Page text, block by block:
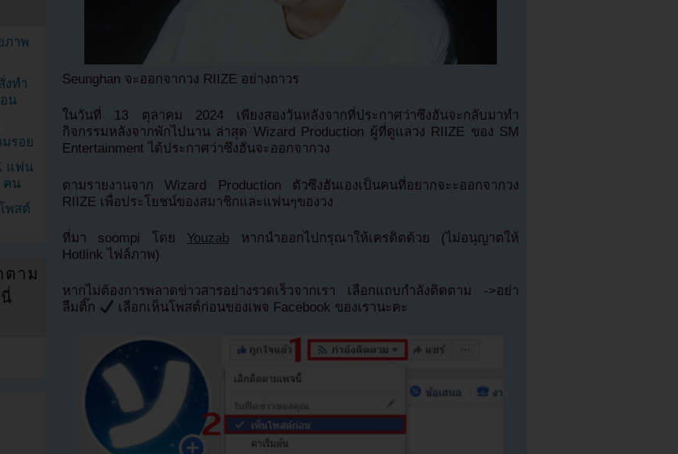
Seunghan จะออกจากวง RIIZE อย่างถาวร
ในวันที่ 13 ตุลาคม 2024 เพียงสองวันหลังจากที่ประกาศว่าซึงฮันจะกลับมาทำ
กิจกรรมหลังจากพักไปนาน ล่าสุด Wizard Production ผู้ที่ดูแลวง RIIZE ของ SM
Entertainment ได้ประกาศว่าซึงฮันจะออกจากวง
ตามรายงานจาก Wizard Production ตัวซึงฮันเองเป็นคนที่อยากจะะออกจากวง
RIIZE เพื่อประโยชน์ของสมาชิกและแฟนๆของวง
ที่มา soompi โดย Youzab หากนำออกไปกรุณาให้เครดิตด้วย (ไม่อนุญาตให้
Hotlink ไฟล์ภาพ)
หากไม่ต้องการพลาดข่าวสารอย่างรวดเร็วจากเรา เลือกแถบกำลังติดตาม ->อย่า
ลืมติ๊ก
เลือกเห็นโพสต์ก่อนของเพจ Facebook ของเรานะคะ
ภาพ
งทำ
น
รอย
แฟน
คน
พสต์
ตาม